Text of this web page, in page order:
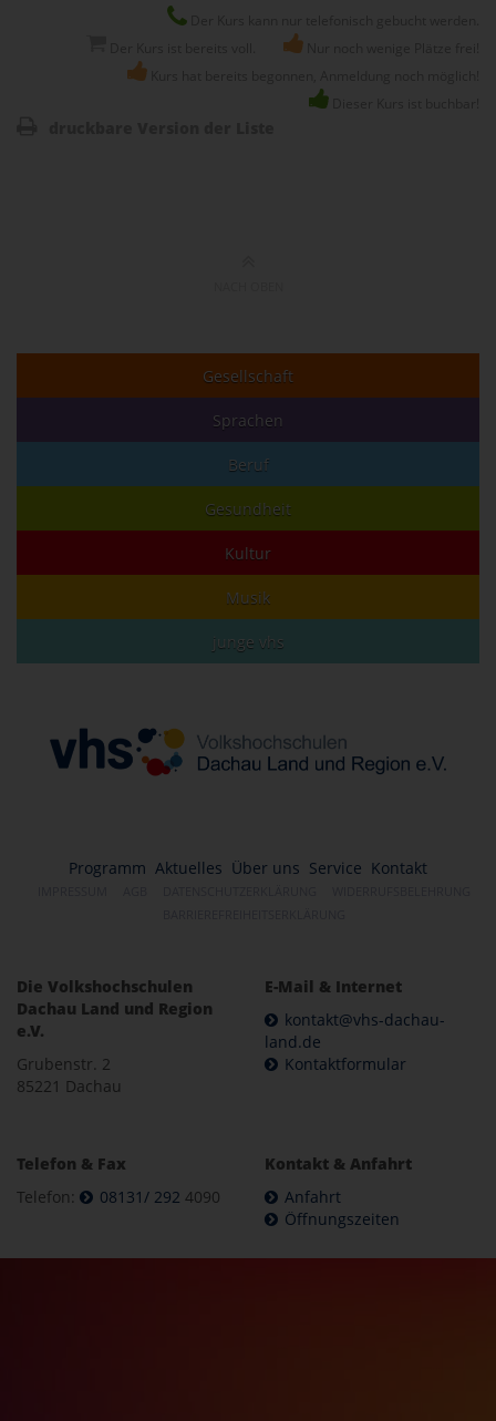
Gesellschaft
Sprachen
Beruf
Gesundheit
Kultur
Musik
junge vhs
Programm Aktuelles Über uns Service Kontakt
Die Volkshochschulen
Dachau Land und Region
e.V.
Grubenstr. 2
85221 Dachau
E-Mail & Internet
kontakt@vhs-dachau-
land.de
Kontaktformular
Telefon & Fax
Telefon:
08131/ 292 4090
Kontakt & Anfahrt
Anfahrt
Öffnungszeiten